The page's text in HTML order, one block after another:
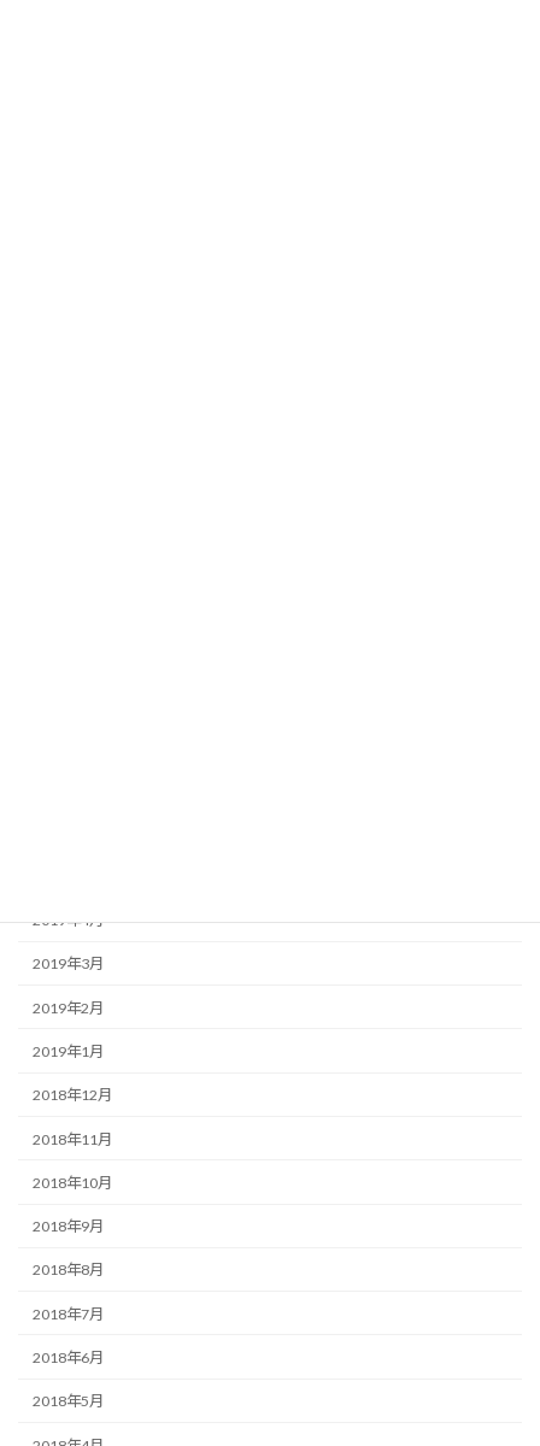
2019年4月
2019年3月
2019年2月
2019年1月
2018年12月
2018年11月
2018年10月
2018年9月
2018年8月
2018年7月
2018年6月
2018年5月